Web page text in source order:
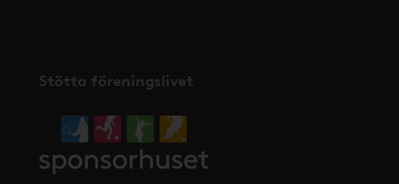
Stötta föreningslivet